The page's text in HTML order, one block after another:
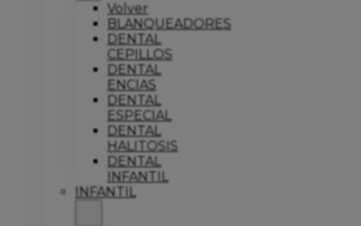
Volver
BLANQUEADORES
DENTAL
CEPILLOS
DENTAL
ENCIAS
DENTAL
ESPECIAL
DENTAL
HALITOSIS
DENTAL
INFANTIL
INFANTIL